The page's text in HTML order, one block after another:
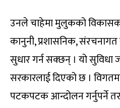
उनले चाहेमा मुलुकको
कानुनी, प्रशासनिक,
सुधार गर्न सक्छन् । यो सुविधा
सरकारलाई दिएको छ ।
पटकपटक आन्दोलन गर्नुपर्ने